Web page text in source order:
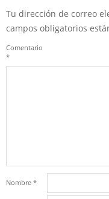
Tu dirección de correo
campos obligatorios
Comentario
*
Nombre *